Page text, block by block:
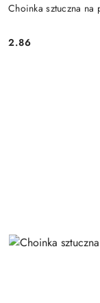
Choinka sztuczna
Cena:
2.86